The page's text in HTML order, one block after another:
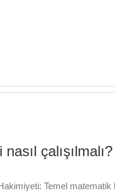
çalışılmalı?
Temel